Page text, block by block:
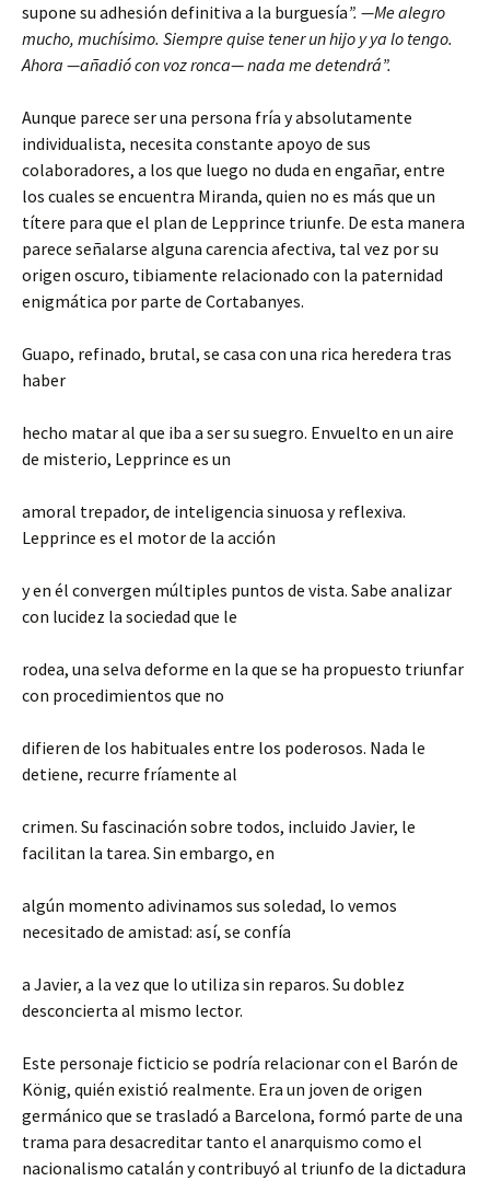
supone su adhesión definitiva a la burguesía”. —Me alegro
mucho, muchísimo. Siempre quise tener un hijo y ya lo tengo.
Ahora —añadió con voz ronca— nada me detendrá”.
Aunque parece ser una persona fría y absolutamente
individualista, necesita constante apoyo de sus
colaboradores, a los que luego no duda en engañar, entre
los cuales se encuentra Miranda, quien no es más que un
títere para que el plan de Lepprince triunfe. De esta manera
parece señalarse alguna carencia afectiva, tal vez por su
origen oscuro, tibiamente relacionado con la paternidad
enigmática por parte de Cortabanyes.
Guapo, refinado, brutal, se casa con una rica heredera tras
haber
hecho matar al que iba a ser su suegro. Envuelto en un aire
de misterio, Lepprince es un
amoral trepador, de inteligencia sinuosa y reflexiva.
Lepprince es el motor de la acción
y en él convergen múltiples puntos de vista. Sabe analizar
con lucidez la sociedad que le
rodea, una selva deforme en la que se ha propuesto triunfar
con procedimientos que no
difieren de los habituales entre los poderosos. Nada le
detiene, recurre fríamente al
crimen. Su fascinación sobre todos, incluido Javier, le
facilitan la tarea. Sin embargo, en
algún momento adivinamos sus soledad, lo vemos
necesitado de amistad: así, se confía
a Javier, a la vez que lo utiliza sin reparos. Su doblez
desconcierta al mismo lector.
Este personaje ficticio se podría relacionar con el Barón de
König, quién existió realmente. Era un joven de origen
germánico que se trasladó a Barcelona, formó parte de una
trama para desacreditar tanto el anarquismo como el
nacionalismo catalán y contribuyó al triunfo de la dictadura